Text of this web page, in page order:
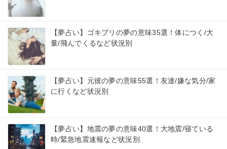
【夢占い】ゴキブリの夢の意味35選！体につく/大
量/飛んでくるなど状況別
【夢占い】元彼の夢の意味55選！友達/嫌な気分/家
に行くなど状況別
【夢占い】地震の夢の意味40選！大地震/寝ている
時/緊急地震速報など状況別